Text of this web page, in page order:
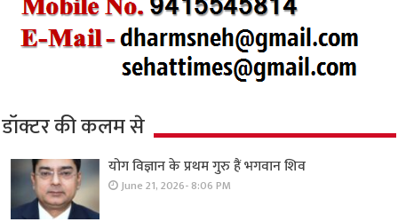
डॉक्टर की कलम से
योग विज्ञान के प्रथम गुरु हैं भगवान शिव
June 21, 2026- 8:06 PM